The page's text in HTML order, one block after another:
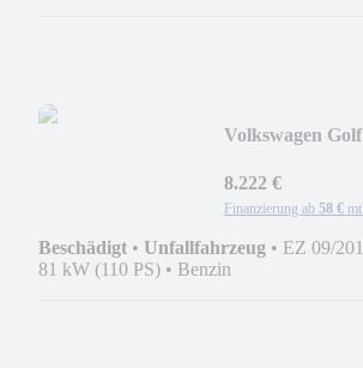
Volkswagen
8.222 €
Finanzierung ab 58 € mtl.
Beschädigt • Unfallfahrzeug • EZ 09/
81 kW (110 PS) • Benzin